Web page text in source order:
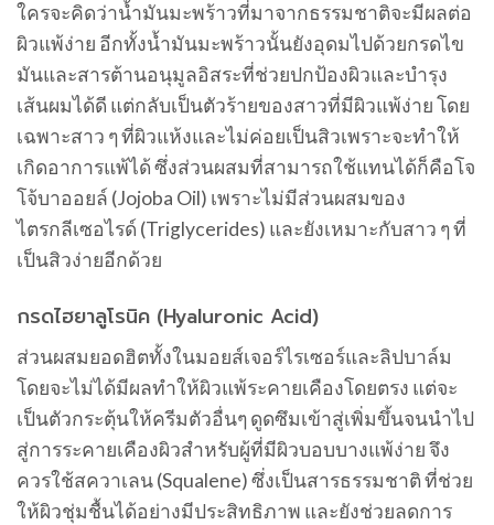
ใครจะคิดว่าน้ำมันมะพร้าวที่มาจากธรรมชาติจะมีผลต่อ
ผิวแพ้ง่าย อีกทั้งน้ำมันมะพร้าวนั้นยังอุดมไปด้วยกรดไข
มันและสารต้านอนุมูลอิสระที่ช่วยปกป้องผิวและบำรุง
เส้นผมได้ดี แต่กลับเป็นตัวร้ายของสาวที่มีผิวแพ้ง่าย โดย
เฉพาะสาว ๆ ที่ผิวแห้งและไม่ค่อยเป็นสิวเพราะจะทำให้
เกิดอาการแพ้ได้ ซึ่งส่วนผสมที่สามารถใช้แทนได้ก็คือโจ
โจ้บาออยล์ (Jojoba Oil) เพราะไม่มีส่วนผสมของ
ไตรกลีเซอไรด์ (Triglycerides) และยังเหมาะกับสาว ๆ ที่
เป็นสิวง่ายอีกด้วย
กรดไฮยาลูโรนิค (Hyaluronic Acid)
ส่วนผสมยอดฮิตทั้งในมอยส์เจอร์ไรเซอร์และลิปบาล์ม
โดยจะไม่ได้มีผลทำให้ผิวแพ้ระคายเคืองโดยตรง แต่จะ
เป็นตัวกระตุ้นให้ครีมตัวอื่นๆ ดูดซึมเข้าสู่เพิ่มขึ้นจนนำไป
สู่การระคายเคืองผิวสำหรับผู้ที่มีผิวบอบบางแพ้ง่าย จึง
ควรใช้สควาเลน (Squalene) ซึ่งเป็นสารธรรมชาติ ที่ช่วย
ให้ผิวชุ่มชื้นได้อย่างมีประสิทธิภาพ และยังช่วยลดการ